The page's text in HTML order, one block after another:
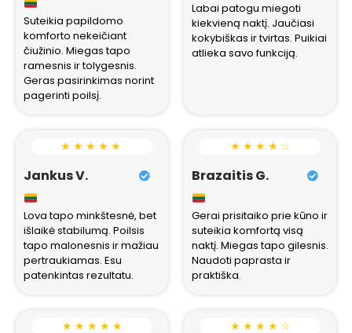
Suteikia papildomo
komforto nekeičiant
čiužinio. Miegas tapo
ramesnis ir tolygesnis.
Geras pasirinkimas norint
pagerinti poilsį.
Labai patogu miegoti
kiekvieną naktį. Jaučiasi
kokybiškas ir tvirtas. Puikiai
atlieka savo funkciją.
★ ★ ★ ★ ★
Jankus V.
Lova tapo minkštesnė, bet
išlaikė stabilumą. Poilsis
tapo malonesnis ir mažiau
pertraukiamas. Esu
patenkintas rezultatu.
★ ★ ★ ★ ☆
Brazaitis G.
Gerai prisitaiko prie kūno ir
suteikia komfortą visą
naktį. Miegas tapo gilesnis.
Naudoti paprasta ir
praktiška.
★ ★ ★ ★ ★ ★ ★ ★ ★ ☆